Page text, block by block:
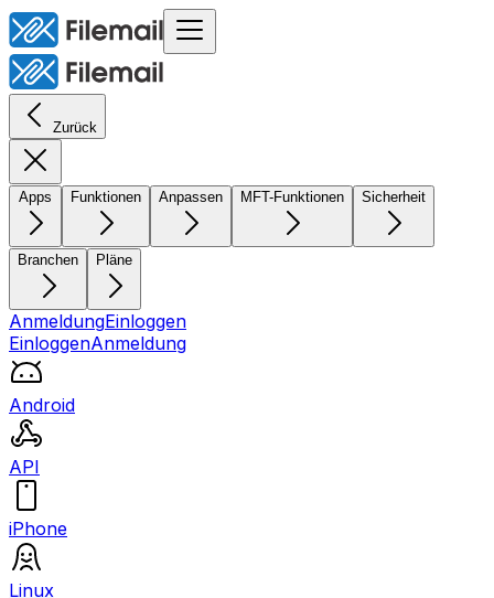
Zurück
Apps Funktionen Anpassen MFT-Funktionen Sicherheit
Branchen Pläne
AnmeldungEinloggen
EinloggenAnmeldung
Android
API
iPhone
Linux